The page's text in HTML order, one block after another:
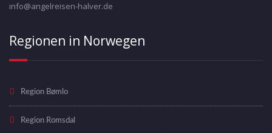
info@angelreisen-halver.de
Regionen in Norwegen
Region Bømlo
Region Romsdal